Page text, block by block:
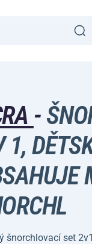
-
1,
šnorchlovací set